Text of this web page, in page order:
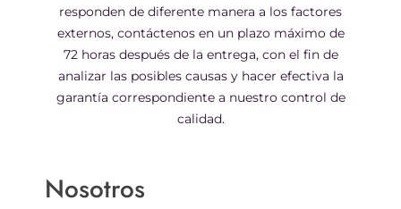
responden de diferente manera a los factores
externos, contáctenos en un plazo máximo de
72 horas después de la entrega, con el fin de
analizar las posibles causas y hacer efectiva la
garantía correspondiente a nuestro control de
calidad.
Nosotros